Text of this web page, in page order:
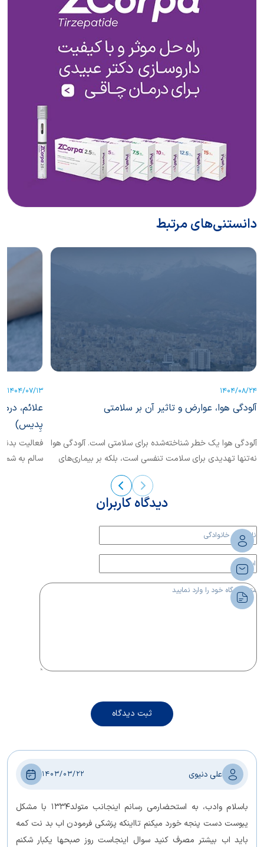
دانستنی‌های مرتبط
1404/08/24
آلودگی هوا، عوارض و تاثیر آن بر سلامتی
آلودگی هوا یک خطر شناخته‌شده برای سلامتی است. آلودگی هوا
نه‌تنها تهدیدی برای سلامت تنفسی است، بلکه بر بیماری‌های
قلبی عروقی، دیابت، چاقی، و اختلالات سیستم تولیدمثل،
سیستم عصبی و سیستم ایمنی نیز تاثیرگذار است. در این باره
1404/07/13
علائم،
پِدیس)
فعالیت
سالم به
دیدگاه کاربران
ثبت دیدگاه
علی دنیوی 1403/03/22
باسلام وادب، به استحضارمی رسانم اینجانب متولد۱۳۳۴ با مشکل
یبوست دست پنجه خورد میکنم تااینکه پزشکی فرمودن اب بد نت کمه
باید اب بیشتر مصرف کنید سوال اینجاست روز صبحها یکبار شکنم